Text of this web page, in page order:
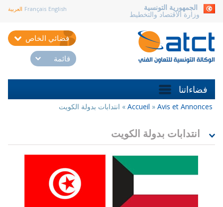
الجمهورية التونسية
وزارة الاقتصاد والتخطيط
Français English العربية
فضائي الخاص
قائمة
فضاءاتنا
أنت
Accueil » Avis et Annonces
» انتدابات بدولة الكويت
انتدابات بدولة الكويت